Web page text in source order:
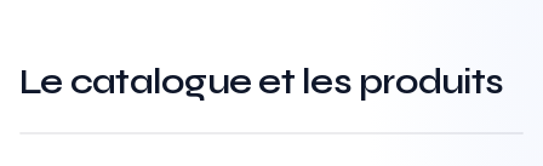
Le catalogue et les produits